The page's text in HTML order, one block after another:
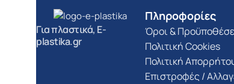
Για πλαστικά, E-
plastika.gr
Πληροφορίες
Όροι &
Πολιτική Cookies
Πολιτική
Επιστροφές /